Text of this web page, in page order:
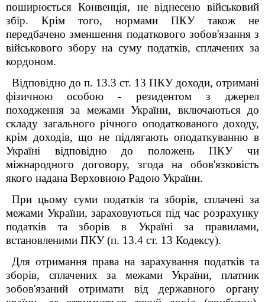
поширюється Конвенція, не віднесено військовий
збір. Крім того, нормами ПКУ також не
передбачено зменшення податкового зобов'язання з
військового збору на суму податків, сплачених за
кордоном.
Відповідно до п. 13.3 ст. 13 ПКУ доходи, отримані
фізичною особою - резидентом з джерел
походження за межами України, включаються до
складу загального річного оподаткованого доходу,
крім доходів, що не підлягають оподаткуванню в
Україні відповідно до положень ПКУ чи
міжнародного договору, згода на обов'язковість
якого надана Верховною Радою України.
При цьому суми податків та зборів, сплачені за
межами України, зараховуються під час розрахунку
податків та зборів в Україні за правилами,
встановленими ПКУ (п. 13.4 ст. 13 Кодексу).
Для отримання права на зарахування податків та
зборів, сплачених за межами України, платник
зобов'язаний отримати від державного органу